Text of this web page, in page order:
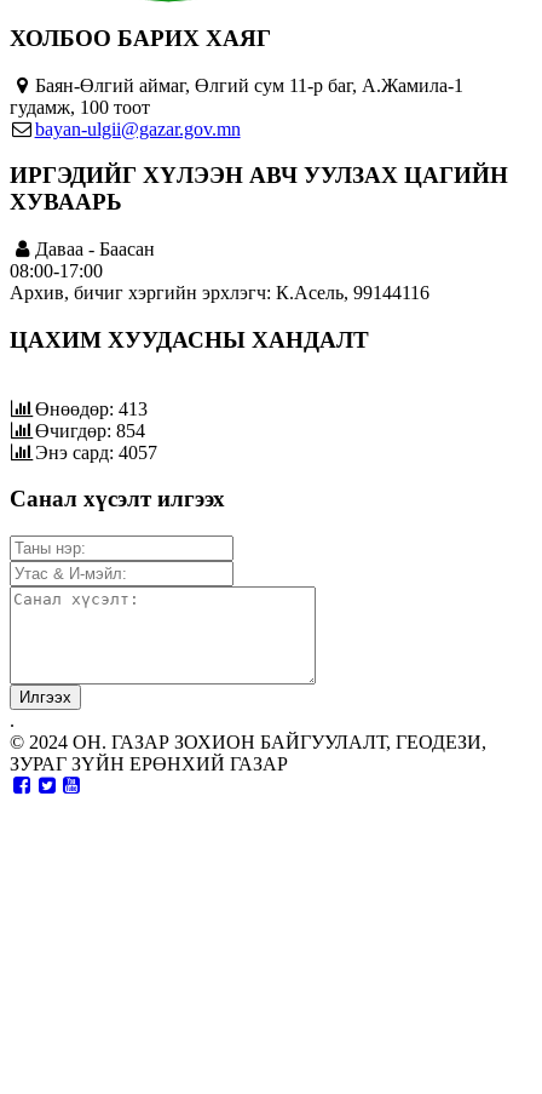
ХОЛБОО БАРИХ ХАЯГ
Баян-Өлгий аймаг, Өлгий сум 11-р баг, А.Жамила-1
гудамж, 100 тоот
bayan-ulgii@gazar.gov.mn
ИРГЭДИЙГ ХҮЛЭЭН АВЧ УУЛЗАХ ЦАГИЙН
ХУВААРЬ
Даваа - Баасан
08:00-17:00
Архив, бичиг хэргийн эрхлэгч: К.Асель, 99144116
ЦАХИМ ХУУДАСНЫ ХАНДАЛТ
Өнөөдөр: 413
Өчигдөр: 854
Энэ сард: 4057
Санал хүсэлт илгээх
.
© 2024 ОН. ГАЗАР ЗОХИОН БАЙГУУЛАЛТ, ГЕОДЕЗИ,
ЗУРАГ ЗҮЙН ЕРӨНХИЙ ГАЗАР